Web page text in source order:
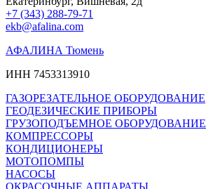
+7 (343) 288-79-71
ekb@afalina.com
АФАЛИНА Тюмень
ИНН 7453313910
ГАЗОРЕЗАТЕЛЬНОЕ ОБОРУДОВАНИЕ
ГЕОДЕЗИЧЕСКИЕ ПРИБОРЫ
ГРУЗОПОДЪЕМНОЕ ОБОРУДОВАНИЕ
КОМПРЕССОРЫ
КОНДИЦИОНЕРЫ
МОТОПОМПЫ
НАСОСЫ
ОКРАСОЧНЫЕ АППАРАТЫ